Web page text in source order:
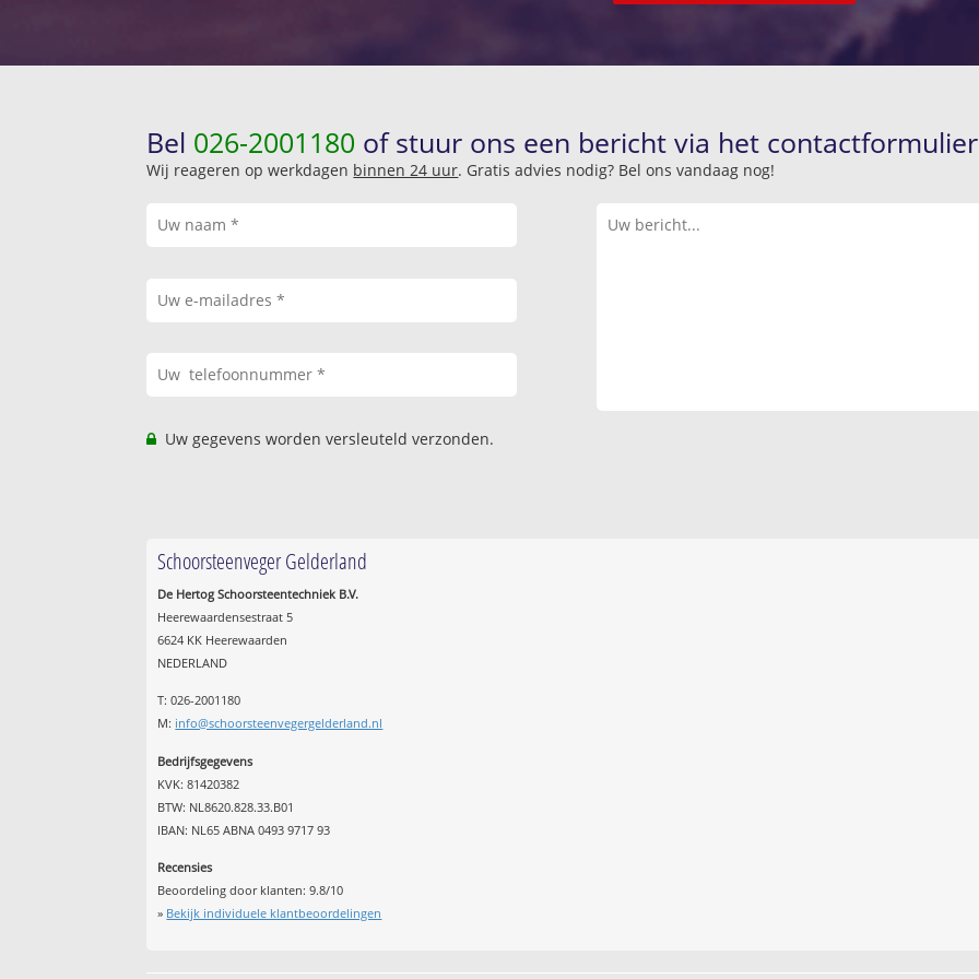
Bel 026-2001180 of stuur ons een bericht via het
Wij reageren op werkdagen binnen 24 uur. Gratis advies nodig? Bel ons vandaag nog!
Uw gegevens worden versleuteld verzonden.
Schoorsteenveger Gelderland
De Hertog Schoorsteentechniek B.V.
Heerewaardensestraat 5
6624 KK Heerewaarden
NEDERLAND
T: 026-2001180
M: info@schoorsteenvegergelderland.nl
Bedrijfsgegevens
KVK: 81420382
BTW: NL8620.828.33.B01
IBAN: NL65 ABNA 0493 9717 93
Recensies
Beoordeling door klanten:9.8/10
» Bekijk individuele klantbeoordelingen